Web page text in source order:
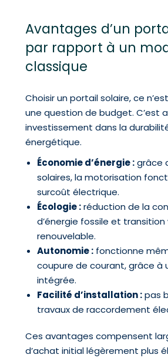
Avantages d’un
par rapport à un
classique
Choisir un portail solaire, ce
une question de budget. C’est
investissement dans la
énergétique.
Économie d’énergie :grâce
solaires, la motorisation
surcoût électrique.
Écologie :réduction de la
d’énergie fossile et transition
renouvelable.
Autonomie :fonctionne
coupure de courant, grâce à
intégrée.
Facilité d’installation :pas
travaux de raccordement
Ces avantages compensent
d’achat initial légèrement plus